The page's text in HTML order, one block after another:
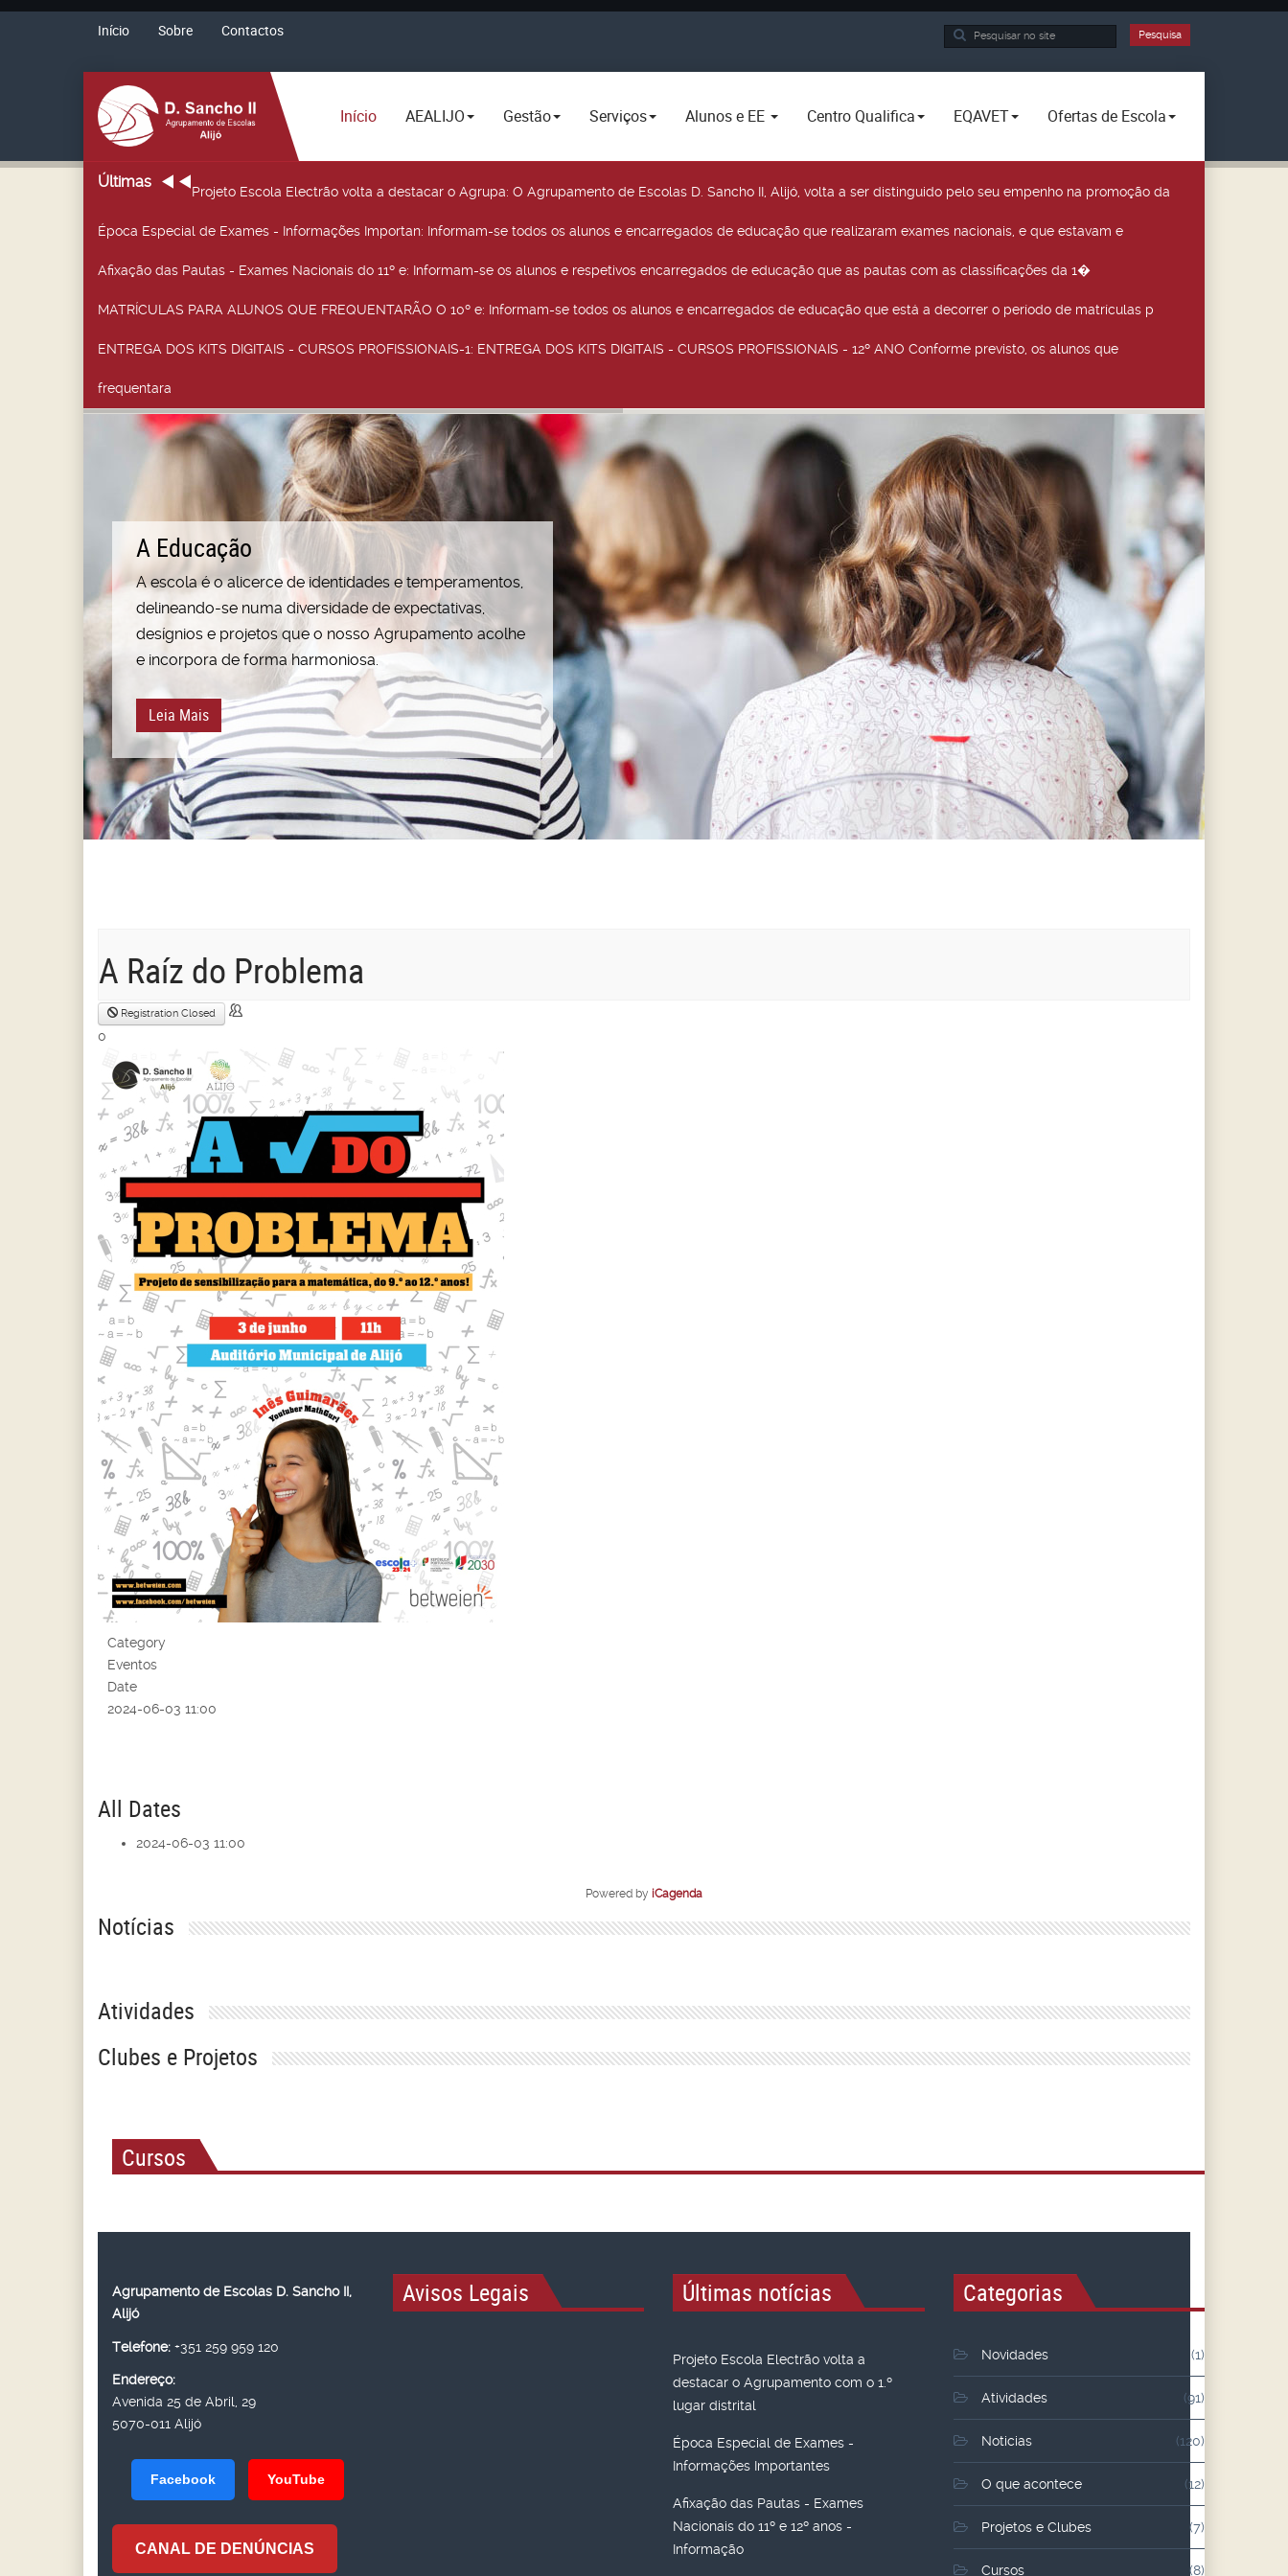
Início Sobre Contactos Pesquisa... Pesquisa
Início AEALIJO Gestão Serviços Alunos e EE Centro Qualifica EQAVET Ofertas de Escola
Últimas
Projeto Escola Electrão volta a destacar o Agrupa: O Agrupamento de Escolas D. Sancho II, Alijó, volta a ser distinguido pelo seu empenho na promoção da
Época Especial de Exames - Informações Importan: Informam-se todos os alunos e encarregados de educação que realizaram exames nacionais, e que estavam e
Afixação das Pautas - Exames Nacionais do 11º e: Informam-se os alunos e respetivos encarregados de educação que as pautas com as classificações da 1�
MATRÍCULAS PARA ALUNOS QUE FREQUENTARÃO O 10º e: Informam-se todos os alunos e encarregados de educação que está a decorrer o período de matrículas p
ENTREGA DOS KITS DIGITAIS - CURSOS PROFISSIONAIS-1: ENTREGA DOS KITS DIGITAIS - CURSOS PROFISSIONAIS - 12º ANO Conforme previsto, os alunos que
frequentara
A escola é o alicerce de identidades e temperamentos,
delineando-se numa diversidade de expectativas,
desígnios e projetos que o nosso Agrupamento acolhe
e incorpora de forma harmoniosa.
Leia Mais
A Educação
A Raíz do Problema
Registration Closed
0
Category
Eventos
Date
2024-06-03 11:00
All Dates
2024-06-03 11:00
Powered by iCagenda
Notícias
Atividades
Clubes e Projetos
Cursos
Agrupamento de Escolas D. Sancho II,
Alijó
Telefone: +351 259 959 120
Endereço:
Avenida 25 de Abril, 29
5070-011 Alijó
Facebook YouTube
CANAL DE DENÚNCIAS
Avisos Legais Últimas notícias
Projeto Escola Electrão volta a
destacar o Agrupamento com o 1.º
lugar distrital
Época Especial de Exames -
Informações Importantes
Afixação das Pautas - Exames
Nacionais do 11º e 12º anos -
Informação
Categorias
Novidades (1)
Atividades (91)
Noticias (120)
O que acontece (12)
Projetos e Clubes (7)
Cursos (8)